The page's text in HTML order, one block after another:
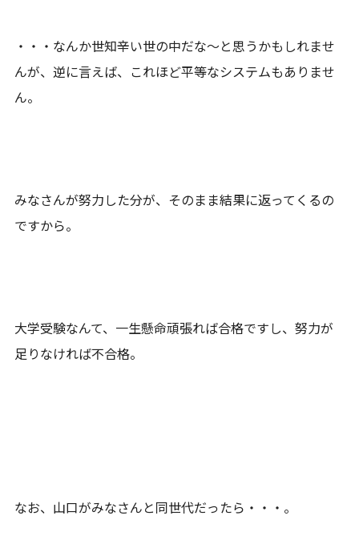
・・・なんか世知辛い世の中だな～と思うかもしれませ
んが、逆に言えば、これほど平等なシステムもありませ
ん。
みなさんが努力した分が、そのまま結果に返ってくるの
ですから。
大学受験なんて、一生懸命頑張れば合格ですし、努力が
足りなければ不合格。
なお、山口がみなさんと同世代だったら・・・。